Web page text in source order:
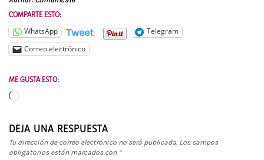
COMPARTE ESTO:
WhatsApp Tweet
Telegram
Correo electrónico
ME GUSTA ESTO:
Cargando...
DEJA UNA RESPUESTA
Tu dirección de correo electrónico no será publicada. Los campos
obligatorios están marcados con *